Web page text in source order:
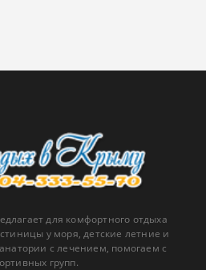
для комфортного отдыха
у моря, детские летние и
с лечением, помогаем с
групп.